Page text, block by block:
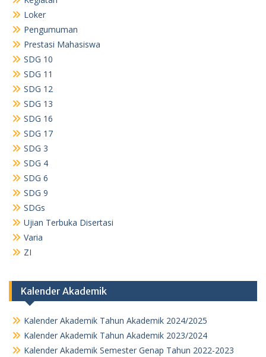
Loker
Pengumuman
Prestasi Mahasiswa
SDG 10
SDG 11
SDG 12
SDG 13
SDG 16
SDG 17
SDG 3
SDG 4
SDG 6
SDG 9
SDGs
Ujian Terbuka Disertasi
Varia
ZI
Kalender Akademik
Kalender Akademik Tahun Akademik 2024/2025
Kalender Akademik Tahun Akademik 2023/2024
Kalender Akademik Semester Genap Tahun 2022-2023